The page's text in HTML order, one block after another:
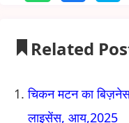
Related
चिकन मटन का
लाइसेंस, आय,2025